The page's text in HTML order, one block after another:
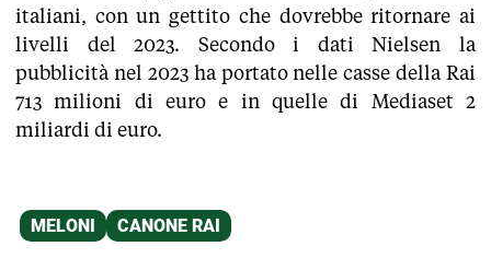
italiani, con un gettito che dovrebbe ritornare ai
livelli del 2023. Secondo i dati Nielsen la
pubblicità nel 2023 ha portato nelle casse della Rai
713 milioni di euro e in quelle di Mediaset 2
miliardi di euro.